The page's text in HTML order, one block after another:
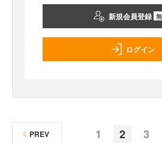
新規会員登録
ログイン
1 2 3
PREV